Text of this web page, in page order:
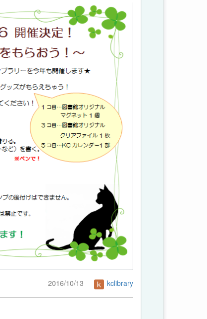
2016/10/13 kclibrary